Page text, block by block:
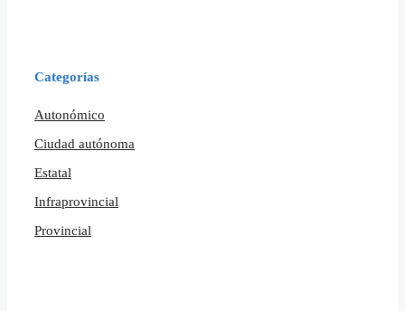
Categorías
Autonómico
Ciudad autónoma
Estatal
Infraprovincial
Provincial